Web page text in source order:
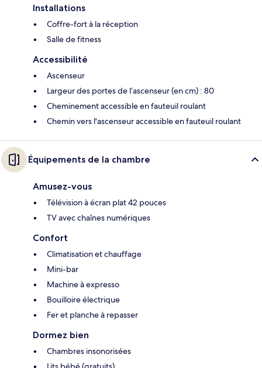
Installations
Coffre-fort à la réception
Salle de fitness
Accessibilité
Ascenseur
Largeur des portes de l’ascenseur (en cm) : 80
Cheminement accessible en fauteuil roulant
Chemin vers l'ascenseur accessible en fauteuil roulant
Équipements de la chambre
Amusez-vous
Télévision à écran plat 42 pouces
TV avec chaînes numériques
Confort
Climatisation et chauffage
Mini-bar
Machine à expresso
Bouilloire électrique
Fer et planche à repasser
Dormez bien
Chambres insonorisées